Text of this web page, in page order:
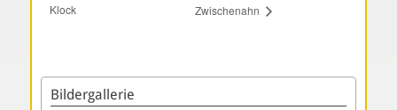
Klock
Zwischenahn
Bildergallerie